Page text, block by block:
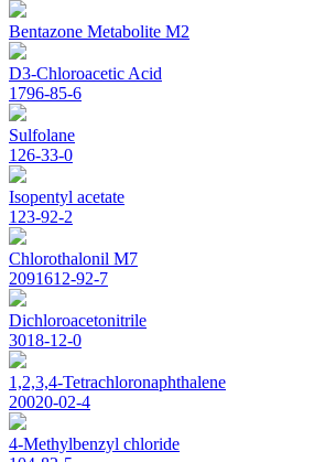
Bentazone Metabolite M2
D3-Chloroacetic Acid
1796-85-6
Sulfolane
126-33-0
Isopentyl acetate
123-92-2
Chlorothalonil M7
2091612-92-7
Dichloroacetonitrile
3018-12-0
1,2,3,4-Tetrachloronaphthalene
20020-02-4
4-Methylbenzyl chloride